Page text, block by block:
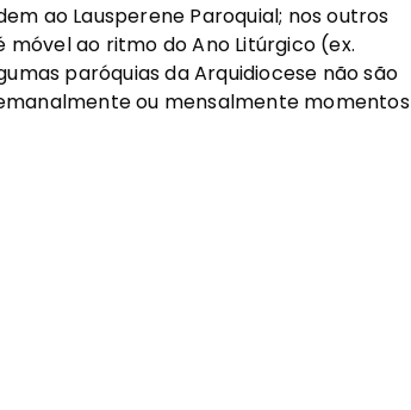
ao Lausperene Paroquial; nos outros
móvel ao ritmo do Ano Litúrgico (ex.
paróquias da Arquidiocese não são
ou mensalmente momentos